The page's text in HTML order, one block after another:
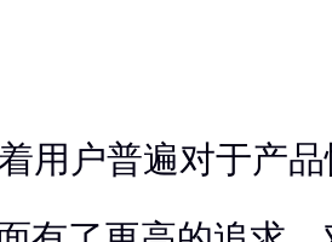
用户普遍对于产